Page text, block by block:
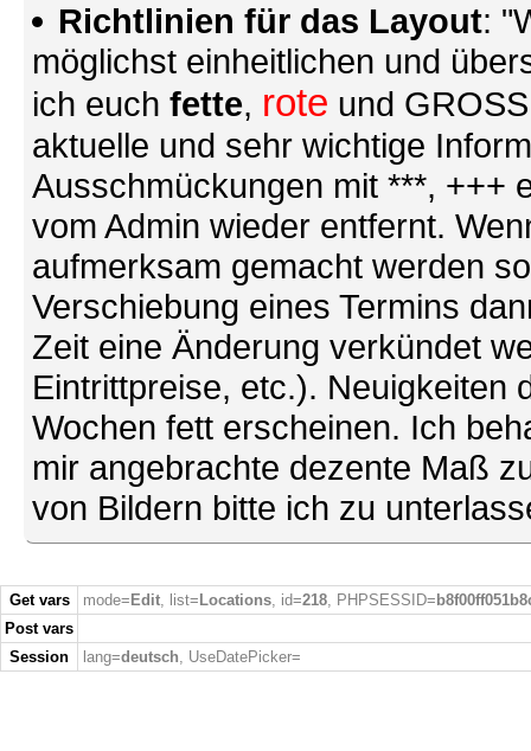
Richtlinien für das Layout:
möglichst einheitlichen und
ich euch fette, rote und
aktuelle und sehr wichtige
Ausschmückungen mit ***, +++
vom Admin wieder entfernt.
aufmerksam gemacht werden
Verschiebung eines Termins
Zeit eine Änderung verkündet
Eintrittpreise, etc.). Neuigkeiten
Wochen fett erscheinen. Ich
mir angebrachte dezente Maß
von Bildern bitte ich zu
Get vars mode= Edit, list= Locations, id=218, PHPSESSID=
Post vars
Session
lang=deutsch, UseDatePicker=